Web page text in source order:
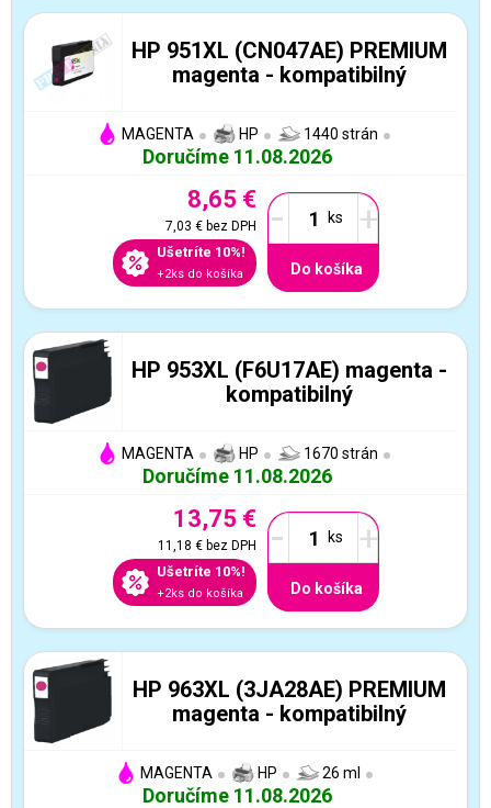
HP 951XL (CN047AE) PREMIUM
magenta - kompatibilný
MAGENTA HP 1440 strán
Doručíme 11.08.2026
8,65 €
7,03 €bez DPH
Ušetríte 10%!
+2ks do košíka
- +
Do košíka
HP 953XL (F6U17AE) magenta -
kompatibilný
MAGENTA HP 1670 strán
Doručíme 11.08.2026
13,75 €
11,18 €bez DPH
Ušetríte 10%!
+2ks do košíka
- +
Do košíka
HP 963XL (3JA28AE) PREMIUM
magenta - kompatibilný
MAGENTA HP 26 ml
Doručíme 11.08.2026